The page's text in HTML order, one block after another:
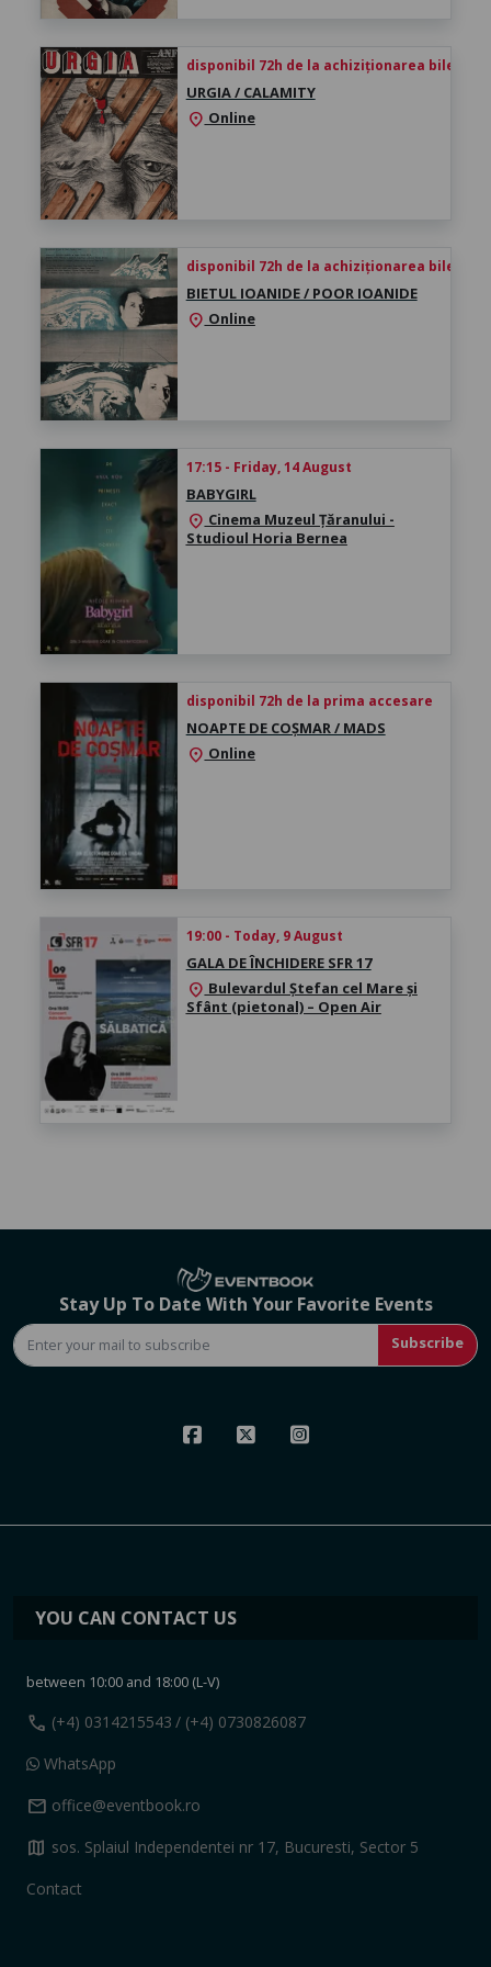
disponibil 72h de la achiziționarea biletului
URGIA / CALAMITY
location_on Online
disponibil 72h de la achiziționarea biletului
BIETUL IOANIDE / POOR IOANIDE
location_on Online
17:15 - Friday, 14 August
BABYGIRL
location_on Cinema Muzeul Țăranului -
Studioul Horia Bernea
disponibil 72h de la prima accesare
NOAPTE DE COȘMAR / MADS
location_on Online
19:00 - Today, 9 August
GALA DE ÎNCHIDERE SFR 17
location_on Bulevardul Ștefan cel Mare și
Sfânt (pietonal) – Open Air
Stay Up To Date With Your Favorite Events
Subscribe
YOU CAN CONTACT US
between 10:00 and 18:00 (L-V)
call (+4) 0314215543 / (+4) 0730826087
WhatsApp
mail office@eventbook.ro
map sos. Splaiul Independentei nr 17, Bucuresti, Sector 5
Contact